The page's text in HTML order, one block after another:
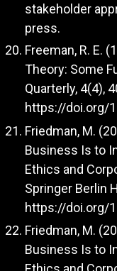
stakeholder
press.
Freeman, R. E.
Theory: Some
Quarterly, 4(4),
https://doi.org/
Friedman, M.
Business Is to
Ethics and
Springer Berlin
https://doi.org/
Friedman, M.
Business Is to